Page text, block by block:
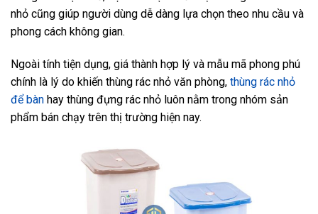
nhỏ cũng giúp người dùng dễ dàng lựa chọn theo nhu cầu và
phong cách không gian.
Ngoài tính tiện dụng, giá thành hợp lý và mẫu mã phong phú
chính là lý do khiến thùng rác nhỏ văn phòng, thùng rác nhỏ
để bàn hay thùng đựng rác nhỏ luôn nằm trong nhóm sản
phẩm bán chạy trên thị trường hiện nay.